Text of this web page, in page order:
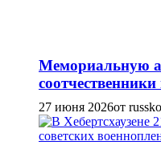
Мемориальную
соотчественники
27 июня 2026от